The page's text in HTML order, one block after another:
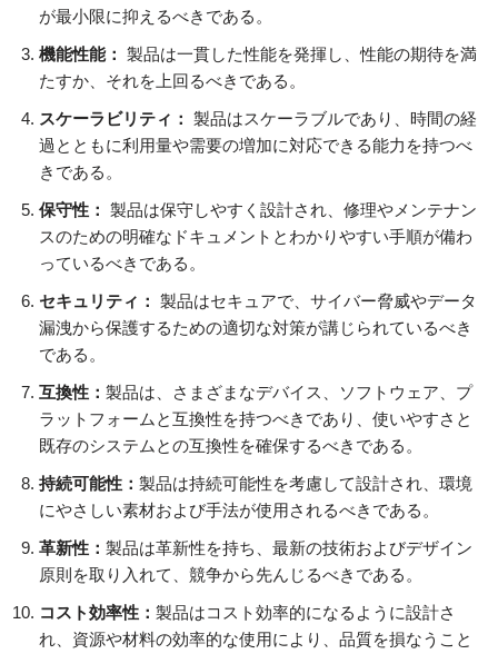
が最小限に抑えるべきである。
機能性能： 製品は一貫した性能を発揮し、性能の期待を満
たすか、それを上回るべきである。
スケーラビリティ： 製品はスケーラブルであり、時間の経
過とともに利用量や需要の増加に対応できる能力を持つべ
きである。
保守性： 製品は保守しやすく設計され、修理やメンテナン
スのための明確なドキュメントとわかりやすい手順が備わ
っているべきである。
セキュリティ： 製品はセキュアで、サイバー脅威やデータ
漏洩から保護するための適切な対策が講じられているべき
である。
互換性： 製品は、さまざまなデバイス、ソフトウェア、プ
ラットフォームと互換性を持つべきであり、使いやすさと
既存のシステムとの互換性を確保するべきである。
持続可能性： 製品は持続可能性を考慮して設計され、環境
にやさしい素材および手法が使用されるべきである。
革新性： 製品は革新性を持ち、最新の技術およびデザイン
原則を取り入れて、競争から先んじるべきである。
コスト効率性： 製品はコスト効率的になるように設計さ
れ、資源や材料の効率的な使用により、品質を損なうこと